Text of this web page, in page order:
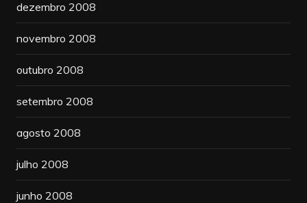
dezembro 2008
novembro 2008
outubro 2008
setembro 2008
agosto 2008
julho 2008
junho 2008